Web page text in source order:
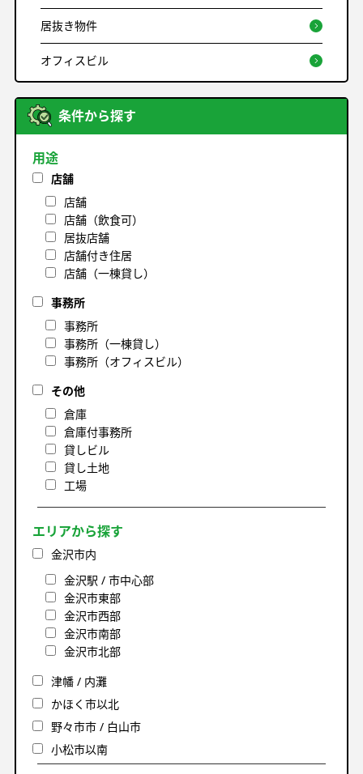
居抜き物件
オフィスビル
条件から探す
用途
店舗
店舗
店舗（飲食可）
居抜店舗
店舗付き住居
店舗（一棟貸し）
事務所
事務所
事務所（一棟貸し）
事務所（オフィスビル）
その他
倉庫
倉庫付事務所
貸しビル
貸し土地
工場
エリアから探す
金沢市内
金沢駅 / 市中心部
金沢市東部
金沢市西部
金沢市南部
金沢市北部
津幡 / 内灘
かほく市以北
野々市市 / 白山市
小松市以南